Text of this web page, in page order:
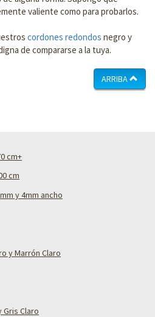
valiente como para probarlos.
cordones redondos negro y
de compararse a la tuya.
ARRIBA
cm+
cm
y 4mm ancho
y Marrón Claro
Gris Claro